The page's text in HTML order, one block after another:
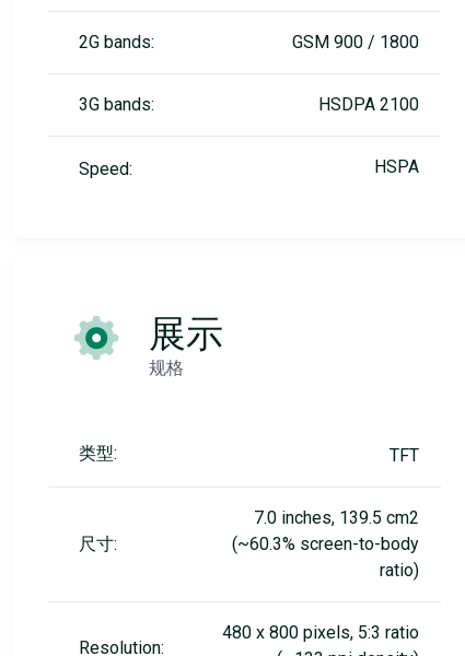
2G bands: GSM 900 / 1800
3G bands: HSDPA 2100
Speed: HSPA
展示
规格
类型: TFT
尺寸:
7.0 inches, 139.5 cm2
(~60.3% screen-to-body
ratio)
Resolution:
480 x 800 pixels, 5:3 ratio